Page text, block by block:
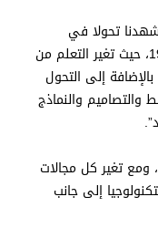
شهدنا تحولا في
التعلم، والذي حدث خلال جائحة كوفيد -19، حيث تغير التعلم من
إلى التحول
والتصاميم والنماذج
ومع تغير كل مجالات
إلى جانب